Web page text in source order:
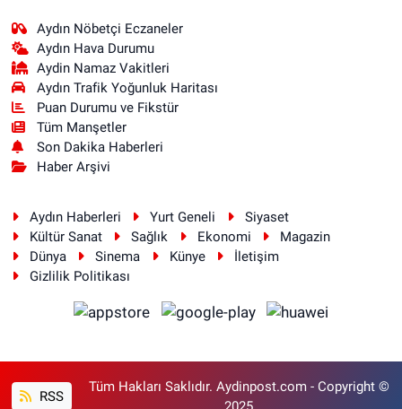
Aydın Nöbetçi Eczaneler
Aydın Hava Durumu
Aydin Namaz Vakitleri
Aydın Trafik Yoğunluk Haritası
Puan Durumu ve Fikstür
Tüm Manşetler
Son Dakika Haberleri
Haber Arşivi
Aydın Haberleri Yurt Geneli
Siyaset
Kültür Sanat
Sağlık Ekonomi
Magazin
Dünya
Sinema Künye
İletişim
Gizlilik Politikası
RSS
Tüm Hakları Saklıdır. Aydinpost.com - Copyright ©